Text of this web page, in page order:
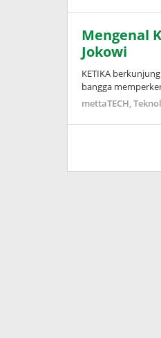
Mengenal
Jokowi
KETIKA
bangga
mettaTECH,